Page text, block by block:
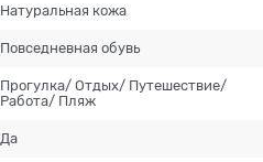
Натуральная кожа
Повседневная обувь
Прогулка/ Отдых/ Путешествие/
Работа/ Пляж
Да